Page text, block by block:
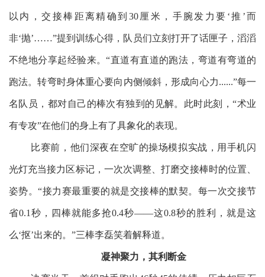
以内，交接棒距离精确到30厘米，手腕发力要‘推’而
非‘抛’……”提到训练心得，队员们立刻打开了话匣子，滔滔
不绝地分享起经验来。“直道有直道的跑法，弯道有弯道的
跑法。转弯时身体重心要向内侧倾斜，形成向心力......”每一
名队员，都对自己的棒次有独到的见解。此时此刻，“术业
有专攻”在他们的身上有了具象化的表现。
比赛前，他们深夜在空旷的操场模拟实战，用手机闪
光灯充当接力区标记，一次次调整、打磨交接棒时的位置、
姿势。“接力赛最重要的就是交接棒的默契。每一次交接节
省0.1秒，四棒就能多抢0.4秒——这0.8秒的胜利，就是这
么‘抠’出来的。”三棒李磊笑着解释道。
凝神聚力，其利断金